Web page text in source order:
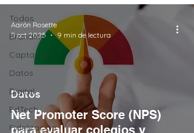
Todos
Branding
Captación
Datos
Digital
EdTech
Fidelización
Net Promoter Score (NPS)
para evaluar colegios y
Datos
Aarón Rosette
5 oct 2025
9 min de lectura